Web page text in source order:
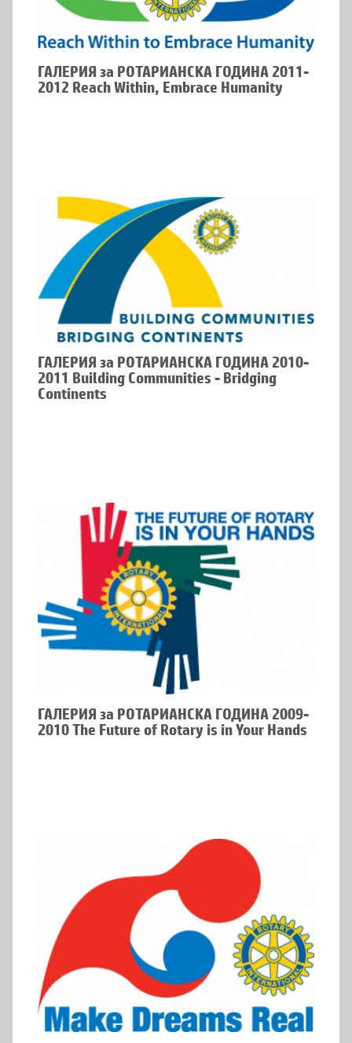
ГАЛЕРИЯ за РОТАРИАНСКА ГОДИНА 2011-
2012 Reach Within, Embrace Humanity
ГАЛЕРИЯ за РОТАРИАНСКА ГОДИНА 2010-
2011 Building Communities - Bridging
Continents
ГАЛЕРИЯ за РОТАРИАНСКА ГОДИНА 2009-
2010 The Future of Rotary is in Your Hands